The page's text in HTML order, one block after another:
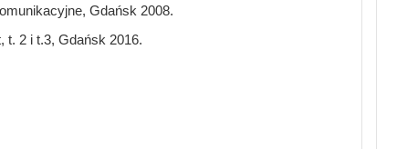
Gdańsk 2008.
t. 2 i t.3, Gdańsk 2016.